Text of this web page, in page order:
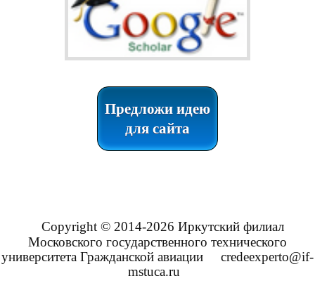
Предложи идею
для сайта
Copyright © 2014-2026 Иркутский филиал
Московского государственного технического
университета Гражданской авиации
credeexperto@if-
mstuca.ru